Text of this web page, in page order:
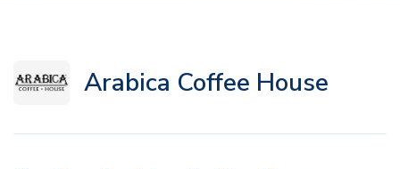
Arabica Coffee House